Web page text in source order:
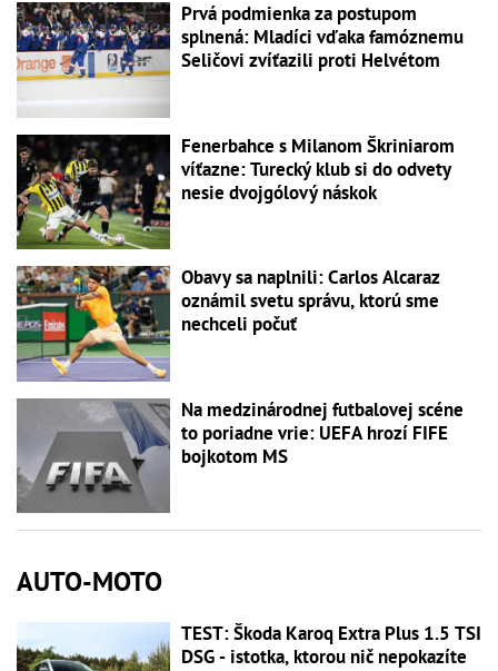
Prvá podmienka za postupom
splnená: Mladíci vďaka famóznemu
Seličovi zvíťazili proti Helvétom
Fenerbahce s Milanom Škriniarom
víťazne: Turecký klub si do odvety
nesie dvojgólový náskok
Obavy sa naplnili: Carlos Alcaraz
oznámil svetu správu, ktorú sme
nechceli počuť
Na medzinárodnej futbalovej scéne
to poriadne vrie: UEFA hrozí FIFE
bojkotom MS
AUTO-MOTO
TEST: Škoda Karoq Extra Plus 1.5 TSI
DSG - istotka, ktorou nič nepokazíte